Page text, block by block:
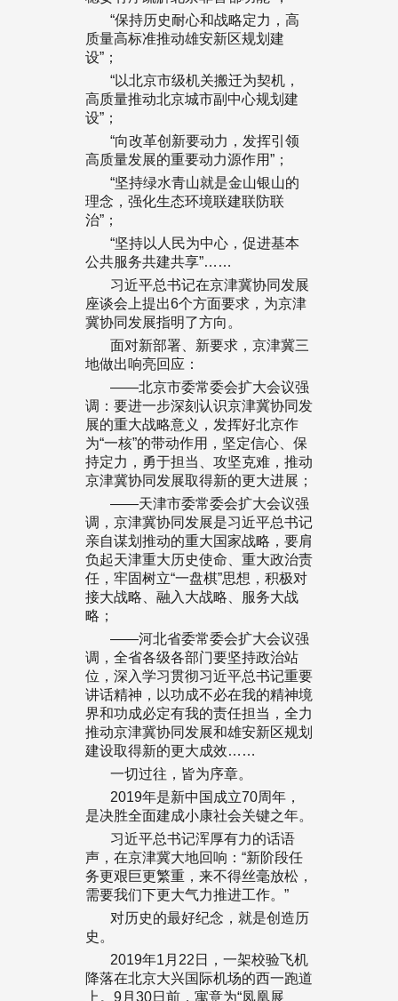
“保持历史耐心和战略定力，高
质量高标准推动雄安新区规划建
设”；
“以北京市级机关搬迁为契机，
高质量推动北京城市副中心规划建
设”；
“向改革创新要动力，发挥引领
高质量发展的重要动力源作用”；
“坚持绿水青山就是金山银山的
理念，强化生态环境联建联防联
治”；
“坚持以人民为中心，促进基本
公共服务共建共享”……
习近平总书记在京津冀协同发展
座谈会上提出6个方面要求，为京津
冀协同发展指明了方向。
面对新部署、新要求，京津冀三
地做出响亮回应：
——北京市委常委会扩大会议强
调：要进一步深刻认识京津冀协同发
展的重大战略意义，发挥好北京作
为“一核”的带动作用，坚定信心、保
持定力，勇于担当、攻坚克难，推动
京津冀协同发展取得新的更大进展；
——天津市委常委会扩大会议强
调，京津冀协同发展是习近平总书记
亲自谋划推动的重大国家战略，要肩
负起天津重大历史使命、重大政治责
任，牢固树立“一盘棋”思想，积极对
接大战略、融入大战略、服务大战
略；
——河北省委常委会扩大会议强
调，全省各级各部门要坚持政治站
位，深入学习贯彻习近平总书记重要
讲话精神，以功成不必在我的精神境
界和功成必定有我的责任担当，全力
推动京津冀协同发展和雄安新区规划
建设取得新的更大成效……
一切过往，皆为序章。
2019年是新中国成立70周年，
是决胜全面建成小康社会关键之年。
习近平总书记浑厚有力的话语
声，在京津冀大地回响：“新阶段任
务更艰巨更繁重，来不得丝毫放松，
需要我们下更大气力推进工作。”
对历史的最好纪念，就是创造历
史。
2019年1月22日，一架校验飞机
降落在北京大兴国际机场的西一跑道
上。9月30日前，寓意为“凤凰展